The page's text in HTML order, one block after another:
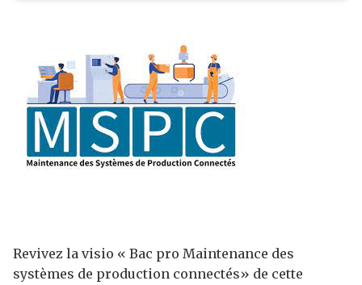
Revivez la visio « Bac pro Maintenance des
systèmes de production connectés» de cette